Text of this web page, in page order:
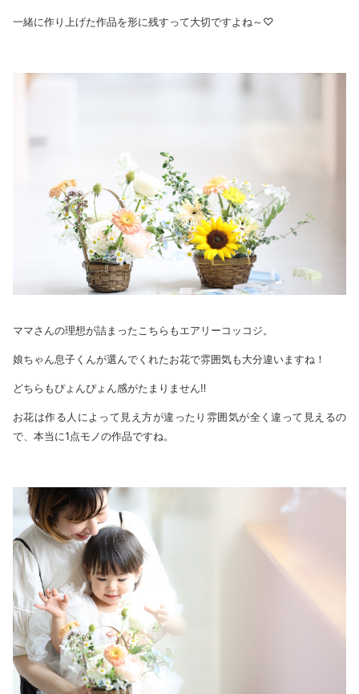
一緒に作り上げた作品を形に残すって大切ですよね～♡
ママさんの理想が詰まったこちらもエアリーコッコジ。
娘ちゃん息子くんが選んでくれたお花で雰囲気も大分違いますね！
どちらもぴょんぴょん感がたまりません‼
お花は作る人によって見え方が違ったり雰囲気が全く違って見えるの
で、本当に1点モノの作品ですね。